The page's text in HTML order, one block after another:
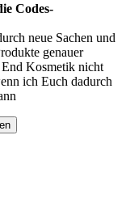
Codes-
neue Sachen und
genauer
Kosmetik nicht
ich Euch dadurch